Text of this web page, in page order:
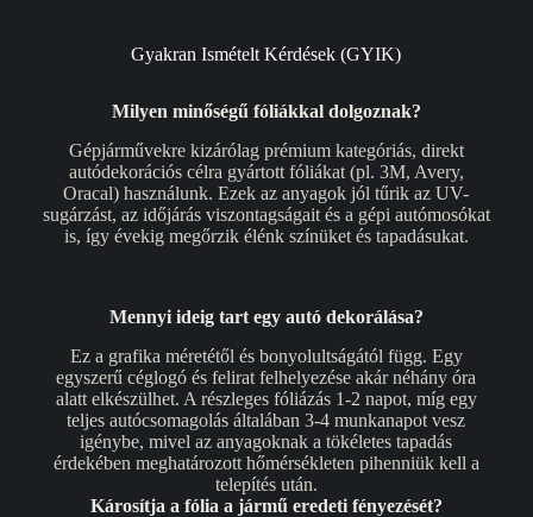
Gyakran Ismételt Kérdések (GYIK)
Milyen minőségű fóliákkal dolgoznak?
Gépjárművekre kizárólag prémium kategóriás, direkt
autódekorációs célra gyártott fóliákat (pl. 3M, Avery,
Oracal) használunk. Ezek az anyagok jól tűrik az UV-
sugárzást, az időjárás viszontagságait és a gépi autómosókat
is, így évekig megőrzik élénk színüket és tapadásukat.
Mennyi ideig tart egy autó dekorálása?
Ez a grafika méretétől és bonyolultságától függ. Egy
egyszerű céglogó és felirat felhelyezése akár néhány óra
alatt elkészülhet. A részleges fóliázás 1-2 napot, míg egy
teljes autócsomagolás általában 3-4 munkanapot vesz
igénybe, mivel az anyagoknak a tökéletes tapadás
érdekében meghatározott hőmérsékleten pihenniük kell a
telepítés után.
Károsítja a fólia a jármű eredeti fényezését?